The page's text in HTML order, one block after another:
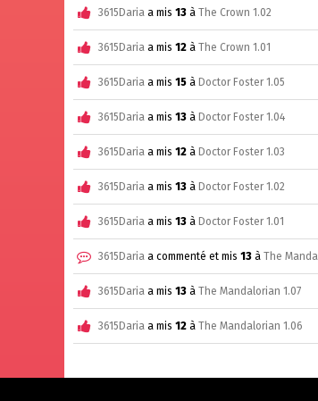
3615Daria a mis 13 à The Crown 1.02
3615Daria a mis 12 à The Crown 1.01
3615Daria a mis 15 à Doctor Foster 1.05
3615Daria a mis 13 à Doctor Foster 1.04
3615Daria a mis 12 à Doctor Foster 1.03
3615Daria a mis 13 à Doctor Foster 1.02
3615Daria a mis 13 à Doctor Foster 1.01
3615Daria a commenté et mis 13 à The
3615Daria a mis 13 à The Mandalorian 1.07
3615Daria a mis 12 à The Mandalorian 1.06